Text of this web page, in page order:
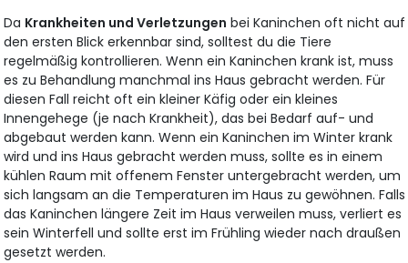
Da Krankheiten und Verletzungen bei Kaninchen oft nicht auf
den ersten Blick erkennbar sind, solltest du die Tiere
regelmäßig kontrollieren. Wenn ein Kaninchen krank ist, muss
es zu Behandlung manchmal ins Haus gebracht werden. Für
diesen Fall reicht oft ein kleiner Käfig oder ein kleines
Innengehege (je nach Krankheit), das bei Bedarf auf- und
abgebaut werden kann. Wenn ein Kaninchen im Winter krank
wird und ins Haus gebracht werden muss, sollte es in einem
kühlen Raum mit offenem Fenster untergebracht werden, um
sich langsam an die Temperaturen im Haus zu gewöhnen. Falls
das Kaninchen längere Zeit im Haus verweilen muss, verliert es
sein Winterfell und sollte erst im Frühling wieder nach draußen
gesetzt werden.